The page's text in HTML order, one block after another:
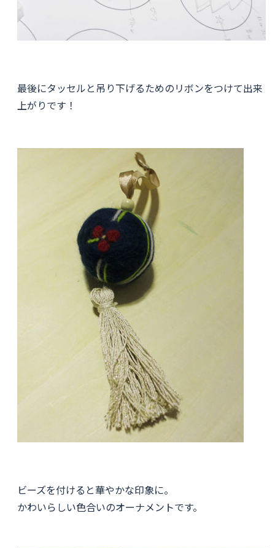
最後にタッセルと吊り下げるためのリボンをつけて出来
上がりです！
ビーズを付けると華やかな印象に。
かわいらしい色合いのオーナメントです。